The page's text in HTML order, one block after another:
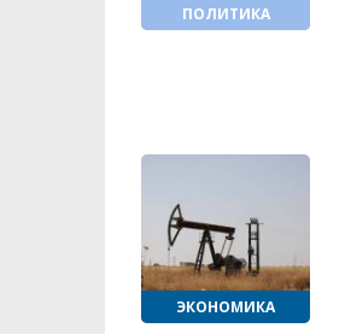
ПОЛИТИКА
ЭКОНОМИКА